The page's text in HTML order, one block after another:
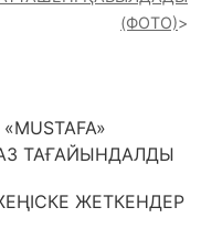
(ФОТО)
ТАҒАЙЫНДАЛДЫ
ЖЕТКЕНДЕР